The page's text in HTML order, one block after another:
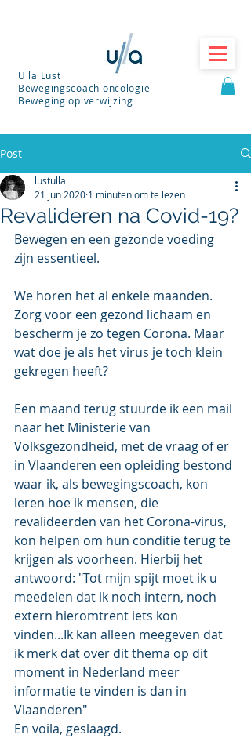
Ulla Lust
Bewegingscoach oncologie
Beweging op verwijzing
Post
Revalideren na Covid-19?
lustulla
21 jun 2020 1 minuten om te lezen
Bewegen en een gezonde voeding
zijn essentieel.
We horen het al enkele maanden.
Zorg voor een gezond lichaam en
bescherm je zo tegen Corona. Maar
wat doe je als het virus je toch klein
gekregen heeft?
Een maand terug stuurde ik een mail
naar het Ministerie van
Volksgezondheid, met de vraag of er
in Vlaanderen een opleiding bestond
waar ik, als bewegingscoach, kon
leren hoe ik mensen, die
revalideerden van het Corona-virus,
kon helpen om hun conditie terug te
krijgen als voorheen. Hierbij het
antwoord: "Tot mijn spijt moet ik u
meedelen dat ik noch intern, noch
extern hieromtrent iets kon
vinden...Ik kan alleen meegeven dat
ik merk dat over dit thema op dit
moment in Nederland meer
informatie te vinden is dan in
Vlaanderen"
En voila, geslaagd.